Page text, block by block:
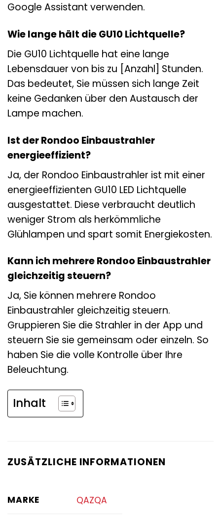
Google Assistant verwenden.
Wie lange hält die GU10 Lichtquelle?
Die GU10 Lichtquelle hat eine lange
Lebensdauer von bis zu [Anzahl] Stunden.
Das bedeutet, Sie müssen sich lange Zeit
keine Gedanken über den Austausch der
Lampe machen.
Ist der Rondoo Einbaustrahler
energieeffizient?
Ja, der Rondoo Einbaustrahler ist mit einer
energieeffizienten GU10 LED Lichtquelle
ausgestattet. Diese verbraucht deutlich
weniger Strom als herkömmliche
Glühlampen und spart somit Energiekosten.
Kann ich mehrere Rondoo Einbaustrahler
gleichzeitig steuern?
Ja, Sie können mehrere Rondoo
Einbaustrahler gleichzeitig steuern.
Gruppieren Sie die Strahler in der App und
steuern Sie sie gemeinsam oder einzeln. So
haben Sie die volle Kontrolle über Ihre
Beleuchtung.
Inhalt
ZUSÄTZLICHE INFORMATIONEN
MARKE QAZQA